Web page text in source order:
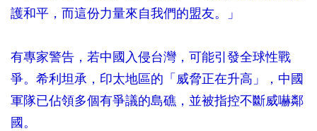
護和平，而這份力量來自我們的盟友。」
有專家警告，若中國入侵台灣，可能引發全球性戰
爭。希利坦承，印太地區的「威脅正在升高」，中國
軍隊已佔領多個有爭議的島礁，並被指控不斷威嚇鄰
國。